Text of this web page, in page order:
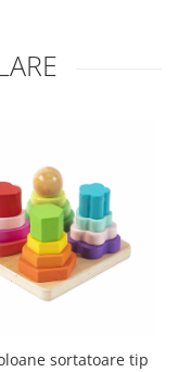
sortatoare tip